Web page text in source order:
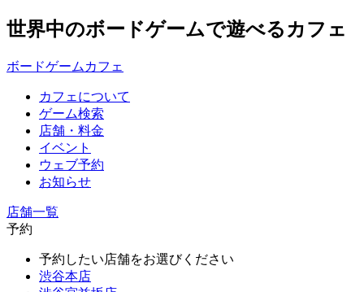
世界中のボードゲームで遊べるカフェ
ボードゲームカフェ
カフェについて
ゲーム検索
店舗・料金
イベント
ウェブ予約
お知らせ
店舗一覧
予約
予約したい店舗をお選びください
渋谷本店